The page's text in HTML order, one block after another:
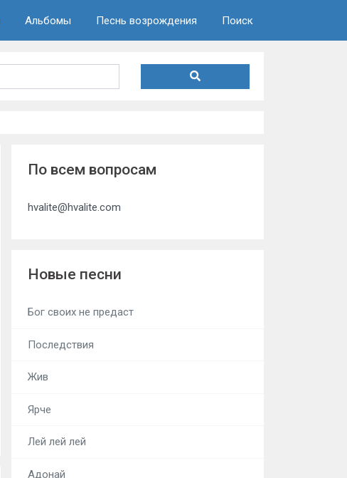
Альбомы Песнь возрождения Поиск
По всем вопросам
hvalite@hvalite.com
Новые песни
Бог своих не предаст
Последствия
Жив
Ярче
Лей лей лей
Адонай